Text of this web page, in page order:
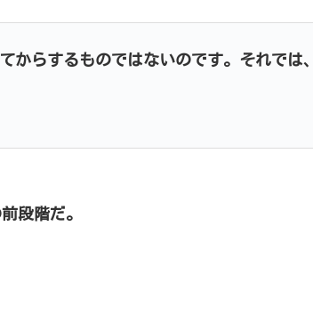
からするものではないのです。それでは、
段階だ。